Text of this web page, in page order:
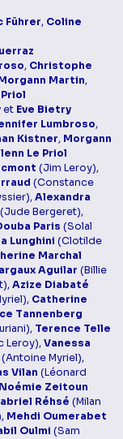
Führer, Coline
, Christophe
Martin,
et Eve Bietry
Lumbroso,
Kistner, Morgann
Le Priol
(Jim Leroy),
(Constance
Alexandra
(Jude Bergeret),
Paris (Solal
Lunghini (Clotilde
Marchal
Aguilar (Billie
Azize Diabaté
Catherine
Tannenberg
Terence Telle
Leroy),Vanessa
(Antoine Myriel),
Vilan (Léonard
Noémie Zeitoun
Réhsé (Milan
Mehdi Oumerabet
Oulmi (Sam